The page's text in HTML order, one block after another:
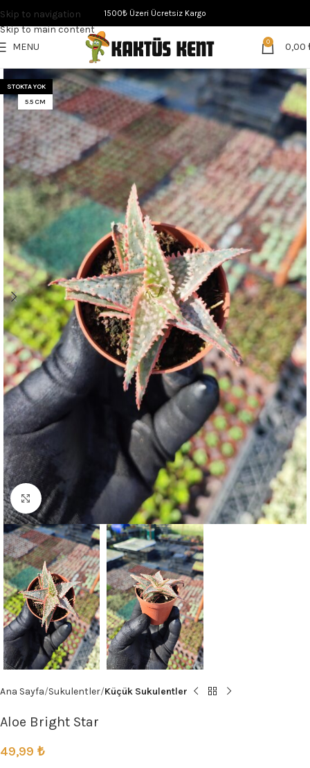
Skip to navigation
Skip to main content
1500₺ Üzeri Ücretsiz Kargo
MENU 0 0,00
STOKTA YOK
5.5 CM
Click to enlarge
Ana Sayfa Sukulentler Küçük Sukulentler
Aloe Bright Star
49,99 ₺